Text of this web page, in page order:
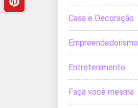
Casa e Decoração
Empreendedorismo
Entretenimento
Faça você mesma